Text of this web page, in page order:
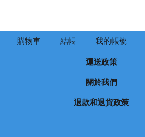
購物車 結帳 我的帳號
運送政策
關於我們
退款和退貨政策